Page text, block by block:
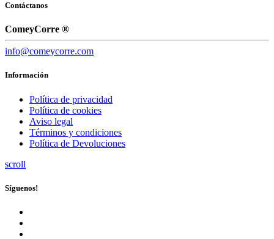
Contáctanos
ComeyCorre ®
info@comeycorre.com
Información
Política de privacidad
Política de cookies
Aviso legal
Términos y condiciones
Política de Devoluciones
scroll
Síguenos!